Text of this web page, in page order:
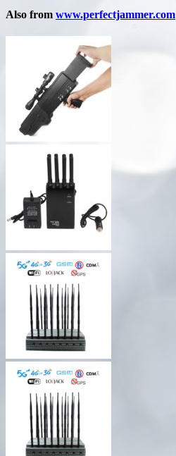
Also from www.perfectjammer.com